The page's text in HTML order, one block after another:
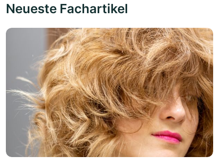
Neueste Fachartikel